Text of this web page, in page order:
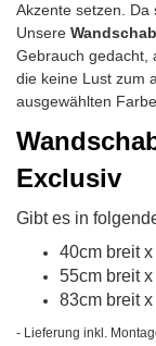
Akzente setzen. Da
Unsere
Gebrauch gedacht,
die keine Lust zum
ausgewählten
Exclusiv
Gibt es in
40cm breit
55cm breit
83cm breit
- Lieferung inkl.